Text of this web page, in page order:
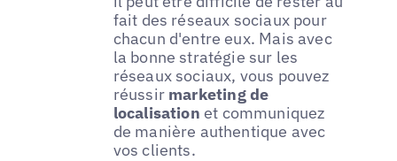
fait des réseaux sociaux pour
chacun d'entre eux. Mais avec
la bonne stratégie sur les
réseaux sociaux, vous pouvez
réussir marketing de
localisation et communiquez
de manière authentique avec
vos clients.